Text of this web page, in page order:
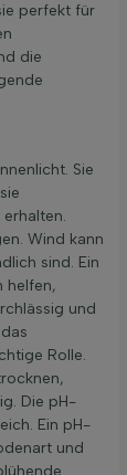
perfekt für
die
Sie
Wind kann
sind. Ein
helfen,
und
Rolle.
Die pH-
Ein pH-
und